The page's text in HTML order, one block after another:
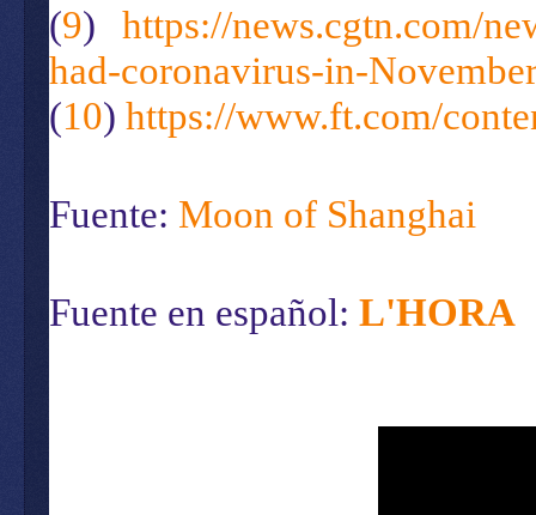
(9) https://news.cgtn.com/
had-coronavirus-in-
(10) https://www.ft.com/
Fuente: Moon of Shanghai
Fuente en español: L'HORA